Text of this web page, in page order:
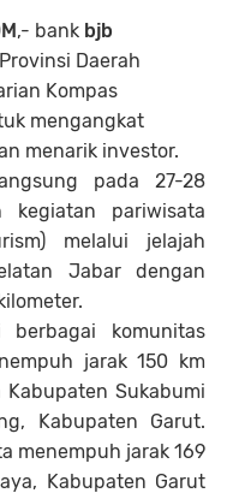
,- bank bjb
Daerah
Kompas
mengangkat
menarik investor.
pada 27-28
pariwisata
melalui jelajah
Jabar dengan
berbagai komunitas
jarak 150 km
Sukabumi
Kabupaten Garut.
menempuh jarak 169
Kabupaten Garut